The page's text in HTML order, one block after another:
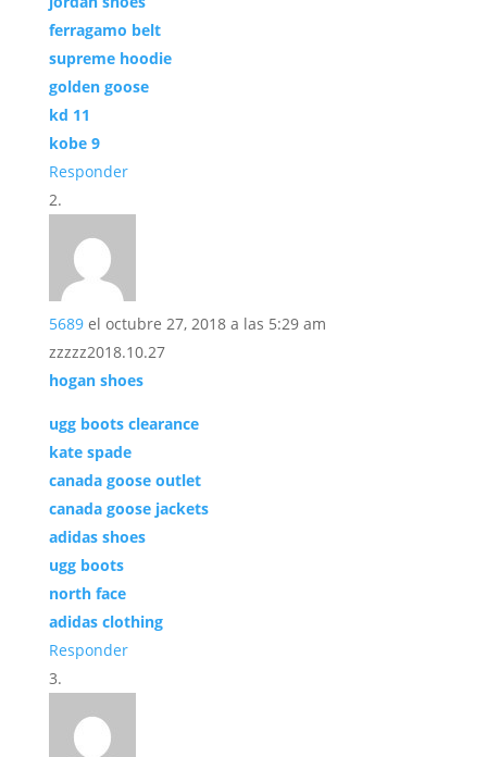
ferragamo belt
supreme hoodie
golden goose
kd 11
kobe 9
Responder
5689 el octubre 27, 2018 a las 5:29 am
zzzzz2018.10.27
hogan shoes
ugg boots clearance
kate spade
canada goose outlet
canada goose jackets
adidas shoes
ugg boots
north face
adidas clothing
Responder